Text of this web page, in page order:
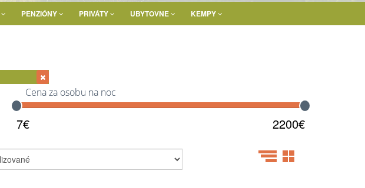
PENZIÓNY PRIVÁTY UBYTOVNE KEMPY
Cena za osobu na noc
7€ 2200€